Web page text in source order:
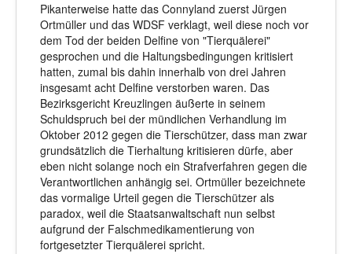
Pikanterweise hatte das Connyland zuerst Jürgen
Ortmüller und das WDSF verklagt, weil diese noch vor
dem Tod der beiden Delfine von "Tierquälerei"
gesprochen und die Haltungsbedingungen kritisiert
hatten, zumal bis dahin innerhalb von drei Jahren
insgesamt acht Delfine verstorben waren. Das
Bezirksgericht Kreuzlingen äußerte in seinem
Schuldspruch bei der mündlichen Verhandlung im
Oktober 2012 gegen die Tierschützer, dass man zwar
grundsätzlich die Tierhaltung kritisieren dürfe, aber
eben nicht solange noch ein Strafverfahren gegen die
Verantwortlichen anhängig sei. Ortmüller bezeichnete
das vormalige Urteil gegen die Tierschützer als
paradox, weil die Staatsanwaltschaft nun selbst
aufgrund der Falschmedikamentierung von
fortgesetzter Tierquälerei spricht.